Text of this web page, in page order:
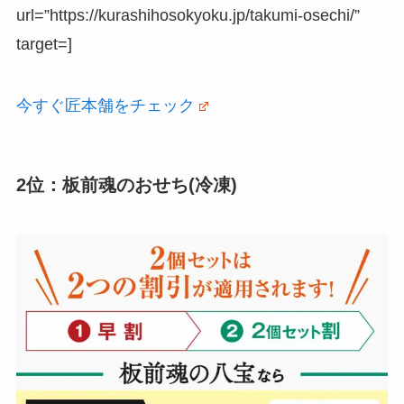
url=”https://kurashihosokyoku.jp/takumi-osechi/”
target=]
今すぐ匠本舗をチェック
2位：板前魂のおせち(冷凍)